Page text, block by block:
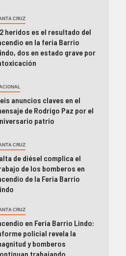
CRUZ
heridos es el resultado del
en la feria Barrio
dos en estado grave por
anuncios claves en el
de Rodrigo Paz por el
patrio
CRUZ
de diésel complica el
de los bomberos en
de la Feria Barrio
CRUZ
en Feria Barrio Lindo:
policial revela la
y bomberos
trabajando